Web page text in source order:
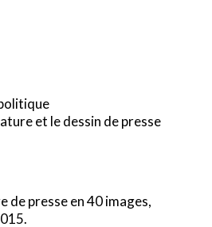
et le dessin de presse
de presse en 40 images,